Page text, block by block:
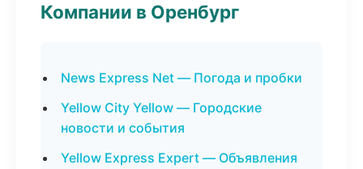
Компании в Оренбург
News Express Net — Погода и пробки
Yellow City Yellow — Городские
новости и события
Yellow Express Expert — Объявления